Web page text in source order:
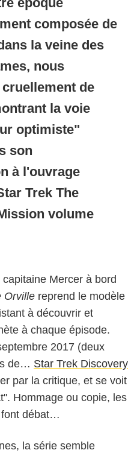
composée de
la veine des
nous
de
la voie
optimiste"
son
à l'ouvrage
Trek The
volume
Mercer à bord
Orville reprend le modèle
à découvrir et
à chaque épisode.
2017 (deux
de… Star Trek Discovery
par la critique, et se voit
Hommage ou copie, les
font débat…
la série semble